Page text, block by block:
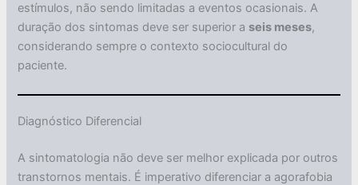
estímulos, não sendo limitadas a eventos ocasionais. A
duração dos sintomas deve ser superior a seis meses,
considerando sempre o contexto sociocultural do
paciente.
Diagnóstico Diferencial
A sintomatologia não deve ser melhor explicada por outros
transtornos mentais. É imperativo diferenciar a agorafobia